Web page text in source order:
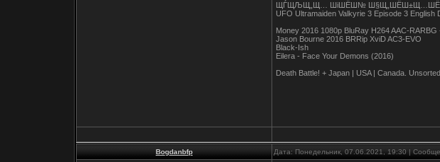
ЩЃЩЉЩ„Щ… ШіШЁШ№
UFO Ultramaiden Valkyrie 3 Episode 3 English
Money 2016 1080p BluRay H264 AAC-
Jason Bourne 2016 BRRip XviD AC3-EVO
Black-Ish
Eilera - Face Your Demons (2016)
Death Battle! + Japan | USA | Canada.
Bogdanbfp Дата: Понедельник, 07.06.2021, 19:30 |